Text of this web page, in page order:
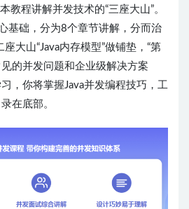
教程讲解并发技术的“三座大山”。
基础，分为8个章节讲解，分而治
大山“Java内存模型”做铺垫，“第
见的并发问题和企业级解决方案
，你将掌握Java并发编程技巧，工
在底部。